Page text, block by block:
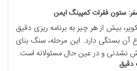
ستون فقرات کمپینگ ایمن
بیش از هر چیز به برنامه ریزی دقیق
آن بستگی دارد. این مرحله، سنگ بنای
نشدنی و در عین حال مسئولانه است.
دقیق